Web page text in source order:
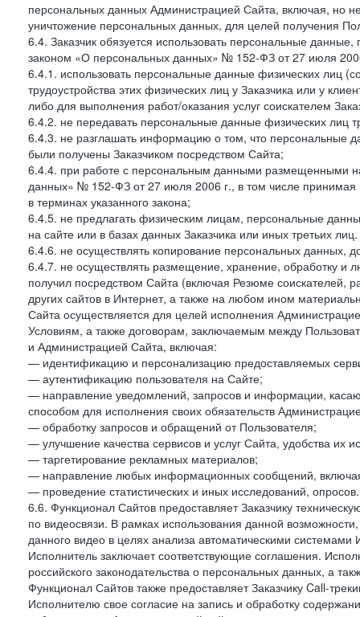
персональных данных Администрацией Сайта, включая, но
уничтожение персональных данных, для целей получения
6.4. Заказчик обязуется использовать персональные
законом «О персональных данных» № 152-ФЗ от 27 июля
6.4.1. использовать персональные данные физических лиц
трудоустройства этих физических лиц у Заказчика или у
либо для выполнения работ/оказания услуг соискателем
6.4.2. не передавать персональные данные физических лиц
6.4.3. не разглашать информацию о том, что персональные
были получены Заказчиком посредством Сайта;
6.4.4. при работе с персональным данными размещенными
данных» № 152-ФЗ от 27 июля 2006 г., в том числе принимая
в терминах указанного закона;
6.4.5. не предлагать физическим лицам, персональные
на сайте или в базах данных Заказчика или иных третьих лиц.
6.4.6. не осуществлять копирование персональных данных,
6.4.7. не осуществлять размещение, хранение, обработку и
получил посредством Сайта (включая Резюме
других сайтов в Интернет, а также на любом ином
Сайта осуществляется для целей исполнения
Условиям, а также договорам, заключаемым между
и Администрацией Сайта, включая:
— идентификацию и персонализацию предоставляемых
— аутентификацию пользователя на Сайте;
— направление уведомлений, запросов и информации,
способом для исполнения своих обязательств
— обработку запросов и обращений от Пользователя;
— улучшение качества сервисов и услуг Сайта, удобства их
— таргетирование рекламных материалов;
— направление любых информационных сообщений,
— проведение статистических и иных исследований, опросов.
6.6. Функционал Сайтов предоставляет Заказчику
по видеосвязи. В рамках использования данной
данного видео в целях анализа автоматическими
Исполнитель заключает соответствующие соглашения.
российского законодательства о персональных данных, а
Функционал Сайтов также предоставляет Заказчику Call-
Исполнителю свое согласие на запись и обработку